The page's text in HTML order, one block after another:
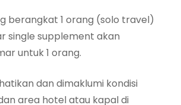
berangkat 1 orang (solo travel)
single supplement akan
untuk 1 orang.
dan dimaklumi kondisi
area hotel atau kapal di